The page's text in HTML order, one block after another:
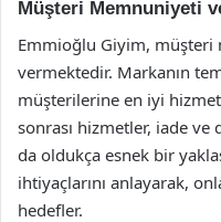
Müşteri Memnuniyeti
Emmioğlu Giyim,
vermektedir. Markanın
müşterilerine en iyi
sonrası hizmetler, iade
da oldukça esnek bir
ihtiyaçlarını anlayarak,
hedefler.